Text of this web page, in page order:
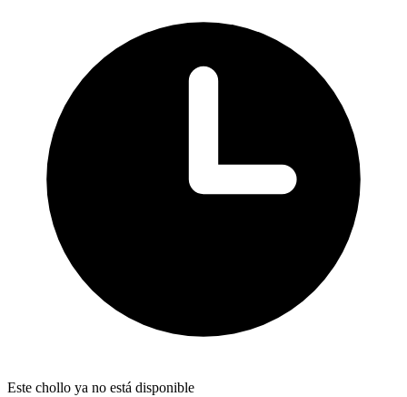
Este chollo ya no está disponible